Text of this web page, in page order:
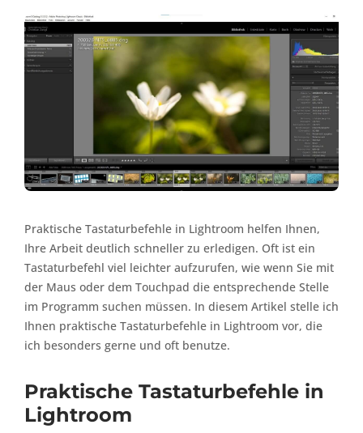
Praktische Tastaturbefehle in Lightroom helfen Ihnen,
Ihre Arbeit deutlich schneller zu erledigen. Oft ist ein
Tastaturbefehl viel leichter aufzurufen, wie wenn Sie mit
der Maus oder dem Touchpad die entsprechende Stelle
im Programm suchen müssen. In diesem Artikel stelle ich
Ihnen praktische Tastaturbefehle in Lightroom vor, die
ich besonders gerne und oft benutze.
Praktische Tastaturbefehle in
Lightroom